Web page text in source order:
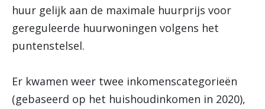
huur gelijk aan de maximale huurprijs voor
gereguleerde huurwoningen volgens het
puntenstelsel.
Er kwamen weer twee inkomenscategorieën
(gebaseerd op het huishoudinkomen in 2020),